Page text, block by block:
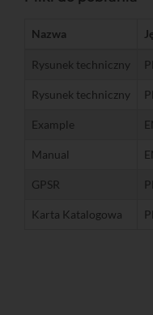
Nazwa
Rysunek techniczny
Rysunek techniczny
Example
Manual
GPSR PL
Karta Katalogowa PL